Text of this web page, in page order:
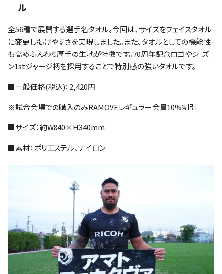
ル
全56種で展開する選手名タオル。今回は、サイズをフェイスタオル
に変更し掲げやすさを実現しました。また、タオルとしての機能性
も高めふんわり厚手の生地が特徴です。70周年記念ロゴやシ-ズ
ン1stジャージ柄を採用することで特別感の強いタオルです。
■一般価格(税込)：2,420円
※試合会場での購入のみRAMOVEレギュラー会員10%割引
■サイズ：約W840×H340mm
■素材：ポリエステル、ナイロン